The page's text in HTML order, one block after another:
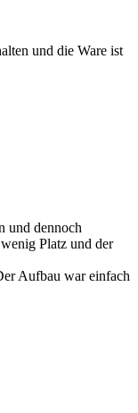
und die Ware ist
und dennoch
Platz und der
Aufbau war einfach